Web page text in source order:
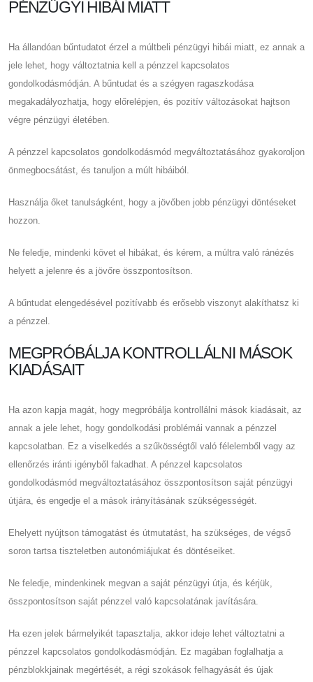
PÉNZÜGYI HIBÁI MIATT
Ha állandóan bűntudatot érzel a múltbeli pénzügyi hibái miatt, ez annak a
jele lehet, hogy változtatnia kell a pénzzel kapcsolatos
gondolkodásmódján. A bűntudat és a szégyen ragaszkodása
megakadályozhatja, hogy előrelépjen, és pozitív változásokat hajtson
végre pénzügyi életében.
A pénzzel kapcsolatos gondolkodásmód megváltoztatásához gyakoroljon
önmegbocsátást, és tanuljon a múlt hibáiból.
Használja őket tanulságként, hogy a jövőben jobb pénzügyi döntéseket
hozzon.
Ne feledje, mindenki követ el hibákat, és kérem, a múltra való ránézés
helyett a jelenre és a jövőre összpontosítson.
A bűntudat elengedésével pozitívabb és erősebb viszonyt alakíthatsz ki
a pénzzel.
MEGPRÓBÁLJA KONTROLLÁLNI MÁSOK
KIADÁSAIT
Ha azon kapja magát, hogy megpróbálja kontrollálni mások kiadásait, az
annak a jele lehet, hogy gondolkodási problémái vannak a pénzzel
kapcsolatban. Ez a viselkedés a szűkösségtől való félelemből vagy az
ellenőrzés iránti igényből fakadhat. A pénzzel kapcsolatos
gondolkodásmód megváltoztatásához összpontosítson saját pénzügyi
útjára, és engedje el a mások irányításának szükségességét.
Ehelyett nyújtson támogatást és útmutatást, ha szükséges, de végső
soron tartsa tiszteletben autonómiájukat és döntéseiket.
Ne feledje, mindenkinek megvan a saját pénzügyi útja, és kérjük,
összpontosítson saját pénzzel való kapcsolatának javítására.
Ha ezen jelek bármelyikét tapasztalja, akkor ideje lehet változtatni a
pénzzel kapcsolatos gondolkodásmódján. Ez magában foglalhatja a
pénzblokkjainak megértését, a régi szokások felhagyását és újak